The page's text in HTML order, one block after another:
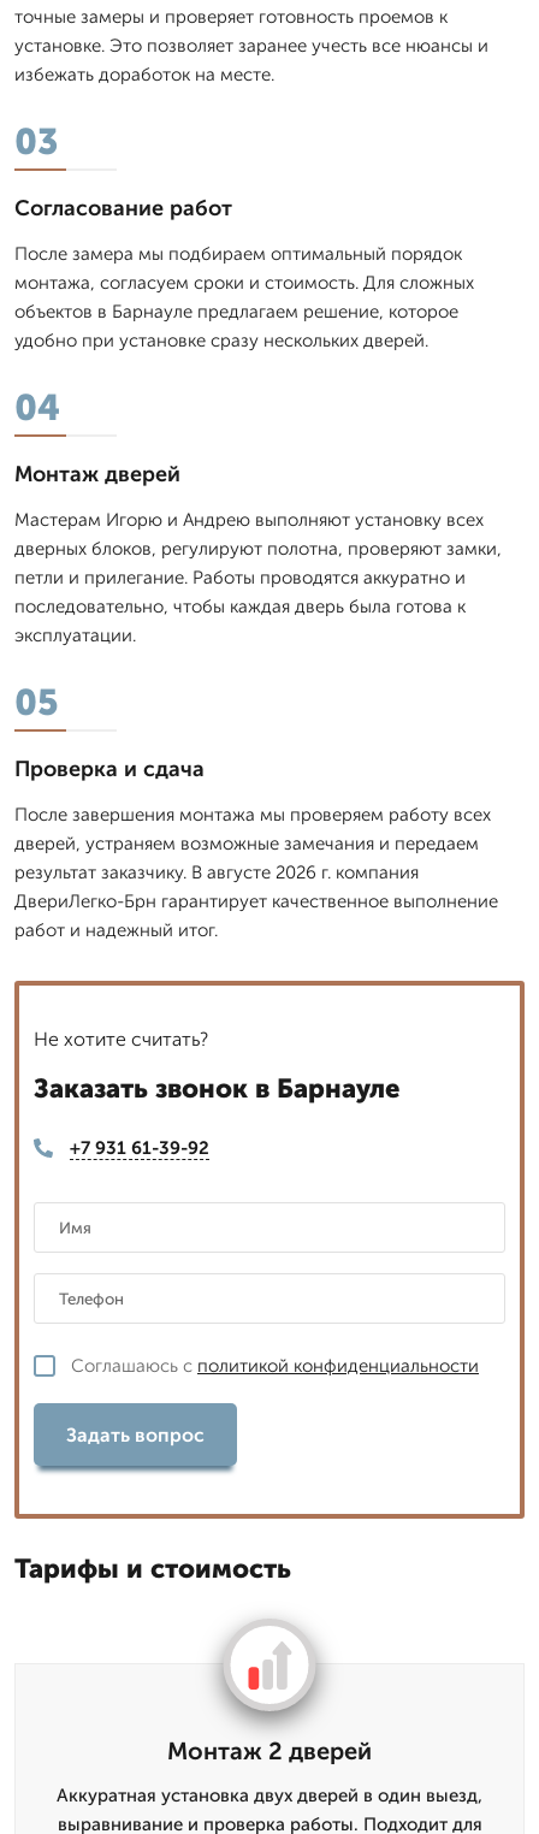
точные замеры и проверяет готовность проемов к
установке. Это позволяет заранее учесть все нюансы и
избежать доработок на месте.
03
Согласование работ
После замера мы подбираем оптимальный порядок
монтажа, согласуем сроки и стоимость. Для сложных
объектов в Барнауле предлагаем решение, которое
удобно при установке сразу нескольких дверей.
04
Монтаж дверей
Мастерам Игорю и Андрею выполняют установку всех
дверных блоков, регулируют полотна, проверяют замки,
петли и прилегание. Работы проводятся аккуратно и
последовательно, чтобы каждая дверь была готова к
эксплуатации.
05
Проверка и сдача
После завершения монтажа мы проверяем работу всех
дверей, устраняем возможные замечания и передаем
результат заказчику. В августе 2026 г. компания
ДвериЛегко-Брн гарантирует качественное выполнение
работ и надежный итог.
Не хотите считать?
Заказать звонок в Барнауле
+7 931 61-39-92
Соглашаюсь с политикой конфиденциальности
Задать вопрос
Тарифы и стоимость
Монтаж 2 дверей
Аккуратная установка двух дверей в один выезд,
выравнивание и проверка работы. Подходит для